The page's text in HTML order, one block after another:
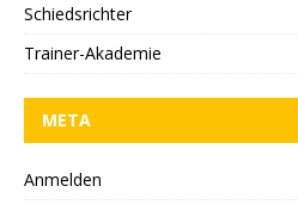
Schiedsrichter
Trainer-Akademie
META
Anmelden